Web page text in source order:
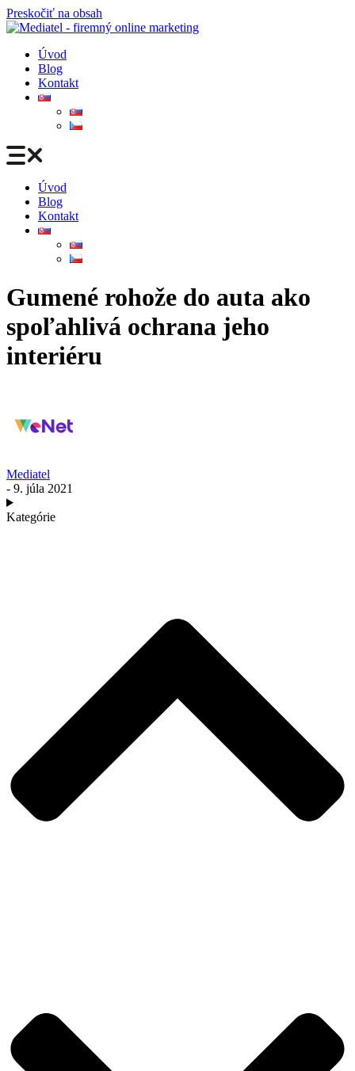
Preskočiť na obsah
Úvod
Blog
Kontakt
Úvod
Blog
Kontakt
Gumené rohože do auta ako
spoľahlivá ochrana jeho
interiéru
Mediatel
- 9. júla 2021
Kategórie